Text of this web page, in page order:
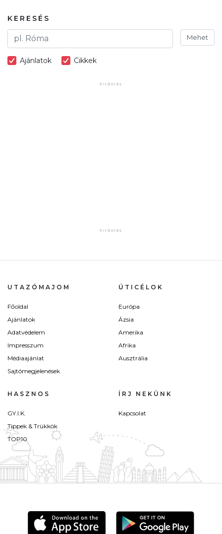
KERESÉS
Mehet
Ajánlatok Cikkek
UTAZÓMAJOM
Főoldal
Ajánlatok
Adatvédelem
Impresszum
Médiaajánlat
Sajtómegjelenések
ÚTICÉLOK
Európa
Ázsia
Amerika
Afrika
Ausztrália
HASZNOS
GY.I.K.
Tippek & Trükkök
TOP10
ÍRJ NEKÜNK
Kapcsolat